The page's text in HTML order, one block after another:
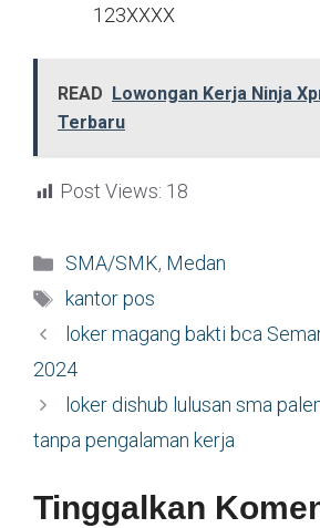
123XXXX
READ
Lowongan Kerja Ninja
Terbaru
Post Views: 18
Kategori
SMA/SMK, Medan
Tag
kantor pos
loker magang bakti bca
2024
loker dishub lulusan sma
tanpa pengalaman kerja
Tinggalkan